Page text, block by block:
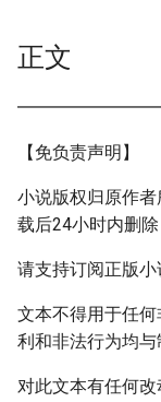
正文
【免负责声明】
小说版权归原作
载后24小时内删除
请支持订阅正版小
文本不得用于任
利和非法行为均与
对此文本有任何